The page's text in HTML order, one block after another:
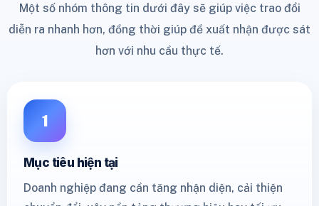
Một số nhóm thông tin dưới đây sẽ giúp việc trao đổi
diễn ra nhanh hơn, đồng thời giúp đề xuất nhận được sát
hơn với nhu cầu thực tế.
1
Mục tiêu hiện tại
Doanh nghiệp đang cần tăng nhận diện, cải thiện